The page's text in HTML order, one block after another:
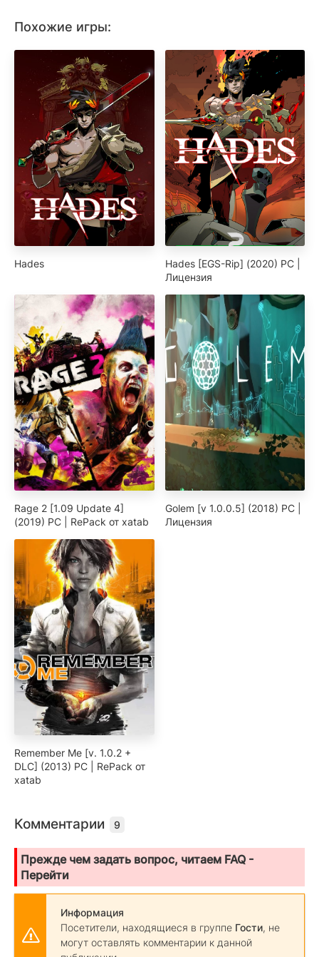
Похожие игры:
Hades
Hades [EGS-Rip] (2020) PC |
Лицензия
Rage 2 [1.09 Update 4]
(2019) PC | RePack от xatab
Golem [v 1.0.0.5] (2018) PC |
Лицензия
Remember Me [v. 1.0.2 +
DLC] (2013) PC | RePack от
xatab
Комментарии 9
Прежде чем задать вопрос, читаем FAQ -
Перейти
Информация
Посетители, находящиеся в группе Гости, не
могут оставлять комментарии к данной